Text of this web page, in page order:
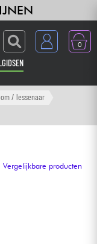
0
/ lessenaar
Vergelijkbare producten